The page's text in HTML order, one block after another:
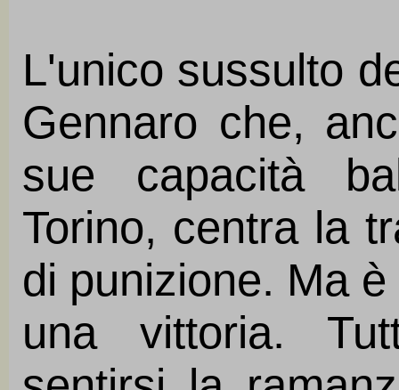
L'unico sussulto
Gennaro che,
sue capacità
Torino, centra la
di punizione. Ma
una vittoria.